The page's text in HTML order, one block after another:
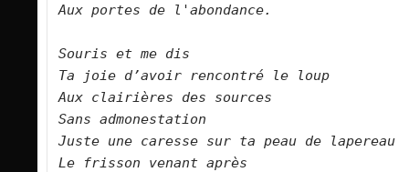
Aux portes de l'abondance.
Souris et me dis
Ta joie d’avoir rencontré le loup
Aux clairières des sources
Sans admonestation
Juste une caresse sur ta peau de lapereau
Le frisson venant après